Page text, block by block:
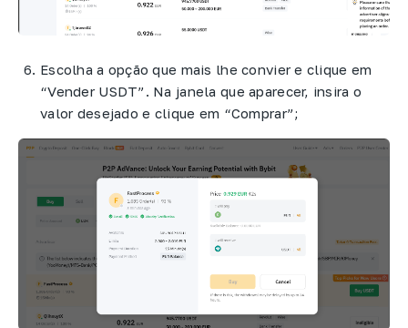
Escolha a opção que mais lhe convier e clique em
“Vender USDT”. Na janela que aparecer, insira o
valor desejado e clique em “Comprar”;